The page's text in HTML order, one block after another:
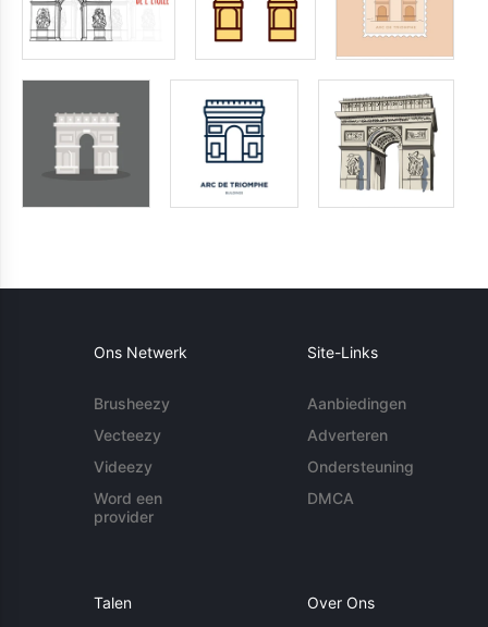
Ons Netwerk
Brusheezy
Vecteezy
Videezy
Word een
provider
Site-Links
Aanbiedingen
Adverteren
Ondersteuning
DMCA
Talen Over Ons